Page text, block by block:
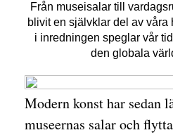
Från museisalar till
blivit en självklar del av våra
i inredningen speglar vår
den globala
Modern konst har sedan
museernas salar och